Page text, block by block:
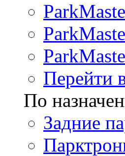
Перейти
По
Задние